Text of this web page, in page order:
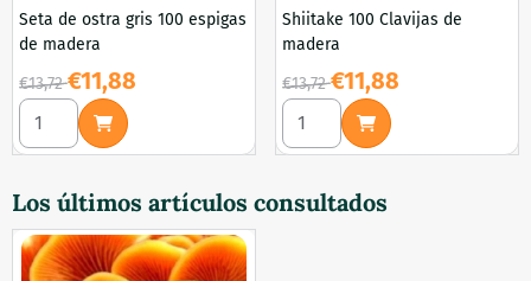
Seta de ostra gris 100 espigas
de madera
Por 13,72 para 11,88
€13,72€11,88
Seleccionar cantidad para Seta de ostra (Pleurotus
Shiitake 100 Clavijas de
madera
Por 13,72 para 11,88
€13,72€11,88
Seleccionar cantidad para
Los últimos artículos consultados